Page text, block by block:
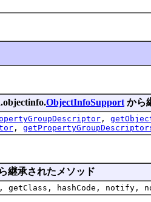
ObjectInfoSupport から
,
,
継承されたメソッド
getClass, hashCode,